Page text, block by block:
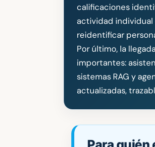
calificaciones
actividad individual
reidentificar
Por último, la
importantes:
sistemas RAG y
actualizadas,